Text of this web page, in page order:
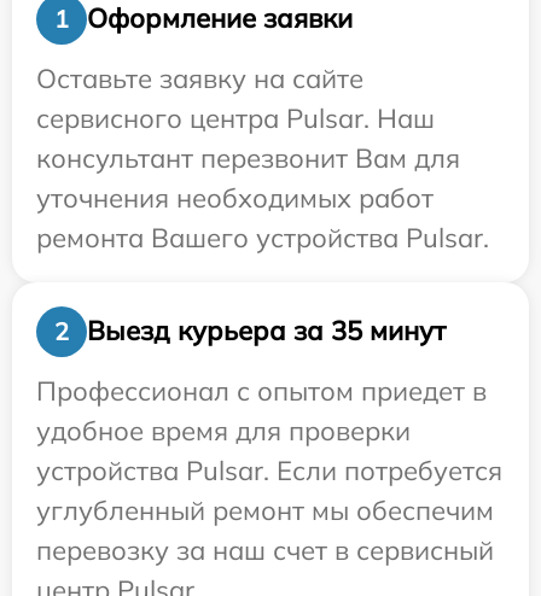
1
Оформление заявки
Оставьте заявку на сайте
сервисного центра Pulsar. Наш
консультант перезвонит Вам для
уточнения необходимых работ
ремонта Вашего устройства Pulsar.
2
Выезд курьера за 35 минут
Профессионал с опытом приедет в
удобное время для проверки
устройства Pulsar. Если потребуется
углубленный ремонт мы обеспечим
перевозку за наш счет в сервисный